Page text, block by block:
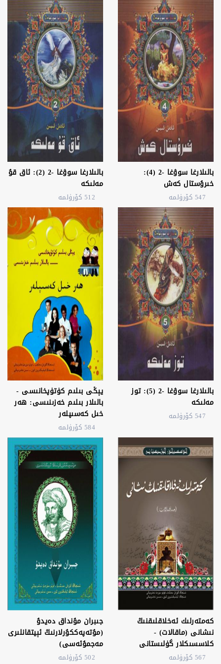
بالىلارغا سوۋغا -2 (4):
خىرۇستال كەش
547 كۆرۈلمە
بالىلارغا سوۋغا -2 (2): ئاق قۇ
مەلىكە
512 كۆرۈلمە
بالىلارغا سوۋغا -2 (5): توز
مەلىكە
547 كۆرۈلمە
يېڭى بىلىم كۈتۈپخانىسى -
بالىلار بىلىم خەزىنىسى: ھەر
خىل كەسىپلەر
584 كۆرۈلمە
كەمتەرلىك ئەخلاقلىقنىڭ
نىشانى (ماقالات) -
كلاسسىكلار گۈلىستانى
567 كۆرۈلمە
جىبران مۇنداق دەيدۇ
(مۇتەپەككۇرلارنىڭ ئېيتقانلىرى
مەجمۇئەسى)
502 كۆرۈلمە